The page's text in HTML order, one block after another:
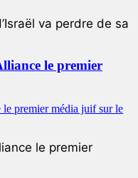
va perdre de sa
le premier
le premier